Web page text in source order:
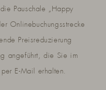
Pauschale „Happy
Onlinebuchungsstrecke
Preisreduzierung
angeführt, die Sie im
E-Mail erhalten.